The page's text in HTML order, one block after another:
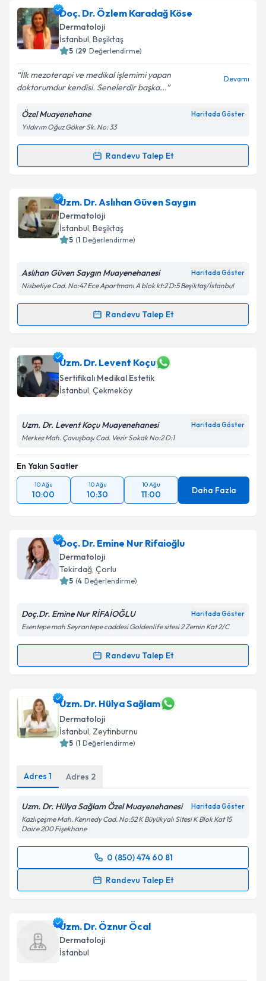
Doç. Dr. Özlem Karadağ Köse
Dermatoloji
İstanbul, Beşiktaş
5 (29 Değerlendirme)
İlk mezoterapi ve medikal işlemimi yapan
doktorumdur kendisi. Senelerdir başka...
Devamı
Özel Muayenehane Haritada Göster
Yıldırım Oğuz Göker Sk. No: 33
Randevu Talep Et
Randevu Takvimi Talebi
Doç. Dr. Özlem Karadağ Köseiçin randevu takvimi
talebi oluşturun. Size bu uzmandan randevu almanız
için bir takvim hazırlandığında e-posta ile
bilgilendireceğiz.
Kişisel verilerimin işlenmesine ilişkin
Takvim Talebini Gönder
Uzm. Dr. Aslıhan Güven Saygın
Dermatoloji
İstanbul, Beşiktaş
5 (1 Değerlendirme)
Aslıhan Güven Saygın Muayenehanesi Haritada Göster
Nisbetiye Cad. No:47 Ece Apartmanı A blok kt:2 D:5 Beşiktaş/İstanbul
Randevu Talep Et
Randevu Takvimi Talebi
Uzm. Dr. Aslıhan Güven Saygıniçin randevu takvimi
talebi oluşturun. Size bu uzmandan randevu almanız
için bir takvim hazırlandığında e-posta ile
bilgilendireceğiz.
Kişisel verilerimin işlenmesine ilişkinAydınlatma
'ni okudum ve kişisel verilerimin belirtilen
kapsamda işlenmesini kabul ediyorum.
Takvim Talebini Gönder
Uzm. Dr. Levent Koçu
Sertifikalı Medikal Estetik
İstanbul, Çekmeköy
Uzm. Dr. Levent Koçu Muayenehanesi Haritada Göster
Merkez Mah. Çavuşbaşı Cad. Vezir Sokak No:2 D:1
En Yakın Saatler
10 Ağu
10:00
10 Ağu
10:30
10 Ağu
11:00 Daha Fazla
Doç. Dr. Emine Nur Rifaioğlu
Dermatoloji
Tekirdağ, Çorlu
5 (4 Değerlendirme)
Doç.Dr. Emine Nur RİFAİOĞLU Haritada Göster
Esentepe mah Seyrantepe caddesi Goldenlife sitesi 2 Zemin Kat 2/C
Randevu Talep Et
Randevu Takvimi Talebi
Doç. Dr. Emine Nur Rifaioğluiçin randevu takvimi
talebi oluşturun. Size bu uzmandan randevu almanız
için bir takvim hazırlandığında e-posta ile
bilgilendireceğiz.
Kişisel verilerimin işlenmesine ilişkinAydınlatma
Metni'ni okudum ve kişisel verilerimin belirtilen
Takvim Talebini Gönder
Uzm. Dr. Hülya Sağlam
Dermatoloji
İstanbul, Zeytinburnu
5 (1 Değerlendirme)
Adres 1 Adres 2
Uzm. Dr. Hülya Sağlam Özel Muayenehanesi Haritada Göster
Kazlıçeşme Mah. Kennedy Cad. No:52 K Büyükyalı Sitesi K Blok Kat 15
Daire 200 Fişekhane
0 (850) 474 60 81
Randevu Talep Et
Randevu Takvimi Talebi
takvim hazırlandığında e-posta ile bilgilendireceğiz.
E-posta Adresiniz
Uzm. Dr. Öznur Öcal
Dermatoloji
İstanbul